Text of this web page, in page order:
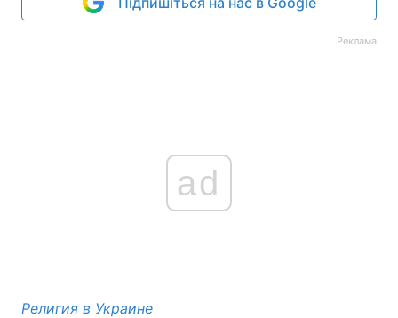
Реклама
ad
Религия в Украине